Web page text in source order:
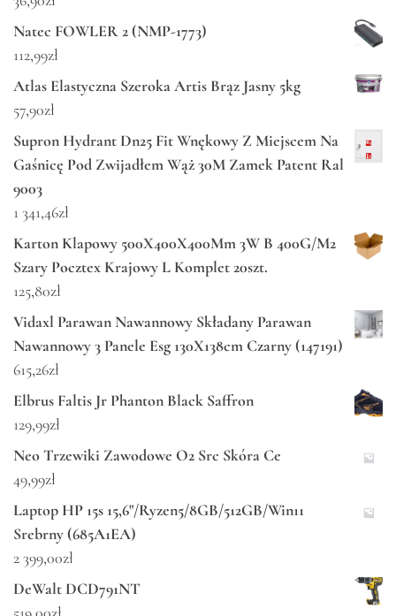
Natec FOWLER 2 (NMP-1773)
112,99zł
Atlas Elastyczna Szeroka Artis Brąz Jasny 5kg
57,90zł
Supron Hydrant Dn25 Fit Wnękowy Z Miejscem Na
Gaśnicę Pod Zwijadłem Wąż 30M Zamek Patent Ral
9003
1 341,46zł
Karton Klapowy 500X400X400Mm 3W B 400G/M2
Szary Pocztex Krajowy L Komplet 20szt.
125,80zł
Vidaxl Parawan Nawannowy Składany Parawan
Nawannowy 3 Panele Esg 130X138cm Czarny (147191)
615,26zł
Elbrus Faltis Jr Phanton Black Saffron
129,99zł
Neo Trzewiki Zawodowe O2 Src Skóra Ce
49,99zł
Laptop HP 15s 15,6"/Ryzen5/8GB/512GB/Win11
Srebrny (685A1EA)
2 399,00zł
DeWalt DCD791NT